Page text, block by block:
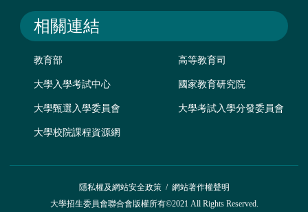
相關連結
教育部 高等教育司
大學入學考試中心 國家教育研究院
大學甄選入學委員會 大學考試入學分發委員會
大學校院課程資源網
隱私權及網站安全政策/ 網站著作權聲明
大學招生委員會聯合會版權所有©2021 All Rights Reserved.